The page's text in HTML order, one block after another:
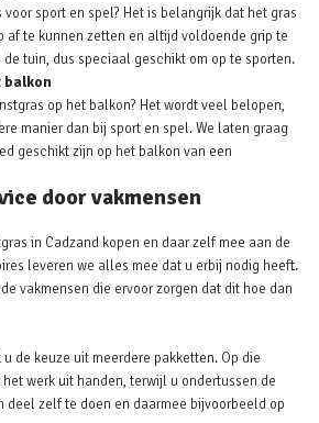
voor sport en spel? Het is belangrijk dat het gras
af te kunnen zetten en altijd voldoende grip te
de tuin, dus speciaal geschikt om op te sporten.
balkon
op het balkon? Het wordt veel belopen,
manier dan bij sport en spel. We laten graag
geschikt zijn op het balkon van een
door vakmensen
in Cadzand kopen en daar zelf mee aan de
leveren we alles mee dat u erbij nodig heeft.
vakmensen die ervoor zorgen dat dit hoe dan
u de keuze uit meerdere pakketten. Op die
werk uit handen, terwijl u ondertussen de
deel zelf te doen en daarmee bijvoorbeeld op